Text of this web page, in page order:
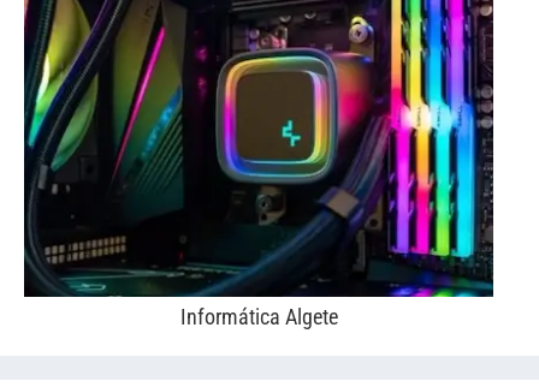
Informática Algete